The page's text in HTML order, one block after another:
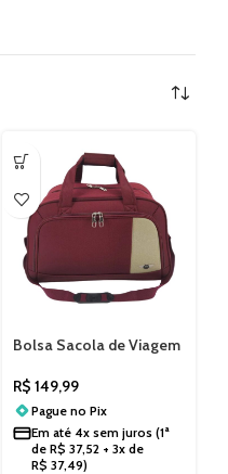
Bolsa Sacola de Viagem
Resistente com Alça
Tiracolo e Pés de Apoio
SLS4P
R$ 149,99
Pague no Pix
Em até 4x sem juros (1ª
de R$ 37,52 + 3x de
R$ 37,49)